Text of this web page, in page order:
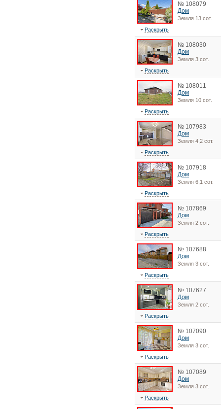
№ 108079
Дом
Земля 13 сот.
Раскрыть
№ 108030
Дом
Земля 3 сот.
Раскрыть
№ 108011
Дом
Земля 10 сот.
Раскрыть
№ 107983
Дом
Земля 4,2 сот.
Раскрыть
№ 107918
Дом
Земля 6,1 сот.
Раскрыть
№ 107869
Дом
Земля 2 сот.
Раскрыть
№ 107688
Дом
Земля 3 сот.
Раскрыть
№ 107627
Дом
Земля 2 сот.
Раскрыть
№ 107090
Дом
Земля 3 сот.
Раскрыть
№ 107089
Дом
Земля 3 сот.
Раскрыть